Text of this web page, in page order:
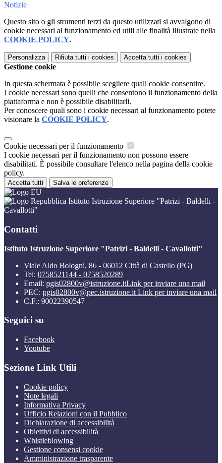
Notizie
Questo sito o gli strumenti terzi da questo utilizzati si avvalgono di
cookie necessari al funzionamento ed utili alle finalità illustrate nella
COOKIE POLICY.
Personalizza Rifiuta tutti i cookies Accetta tutti i cookies
Gestione cookie
In questa schermata è possibile scegliere quali cookie consentire.
I cookie necessari sono quelli che consentono il funzionamento della
piattaforma e non è possibile disabilitarli.
Per conoscere quali sono i cookie necessari al funzionamento potete
visionare la COOKIE POLICY.
Cookie necessari per il funzionamento
I cookie necessari per il funzionamento non possono essere
disabilitati. È possibile consultare l'elenco nella pagina della cookie
policy.
Accetta tutti Salva le preferenze
Istituto Istruzione Superiore "Patrizi - Baldelli -
Cavallotti"
Contatti
Istituto Istruzione Superiore "Patrizi - Baldelli - Cavallotti"
Viale Aldo Bologni, 86 - 06012 Città di Castello (PG)
Tel: 0758521144 - 0758520289
Email: pgis02800v@istruzione.itLink per inviare una mail
PEC: pgis02800v@pec.istruzione.it Link per inviare una mail
C.F.: 90022390547
Seguici su
Facebook
Youtube
Sezione Link Utili
Cookie policy
Note legali
Informativa Privacy
Ufficio Relazioni con il Pubblico
Dichiarazione di accessibilità
Obiettivi di accessibilità
Whistleblowing
Gestione consensi cookie
Amministrazione trasparente